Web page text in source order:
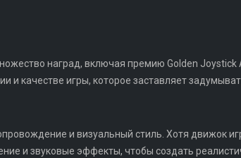
наград, включая премию Golden Joystick
и качестве игры, которое заставляет
и визуальный стиль. Хотя движок
и звуковые эффекты, чтобы создать